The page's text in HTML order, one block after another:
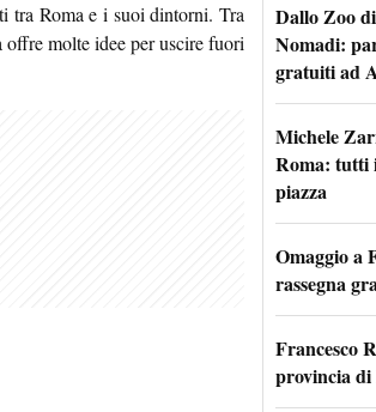
tra Roma e i suoi dintorni. Tra
offre molte idee per uscirefuori
Dallo Zoo
Nomadi:
gratuiti ad
Michele
Roma: tutti
piazza
Omaggio a
rassegna
Francesco
provincia di